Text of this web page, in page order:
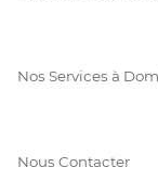
Nos Services à
Nous Contacter